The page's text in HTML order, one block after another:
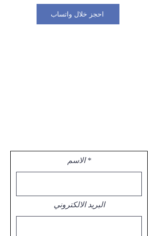
احجز خلال واتساب
الاسم
البريد الالكتروني